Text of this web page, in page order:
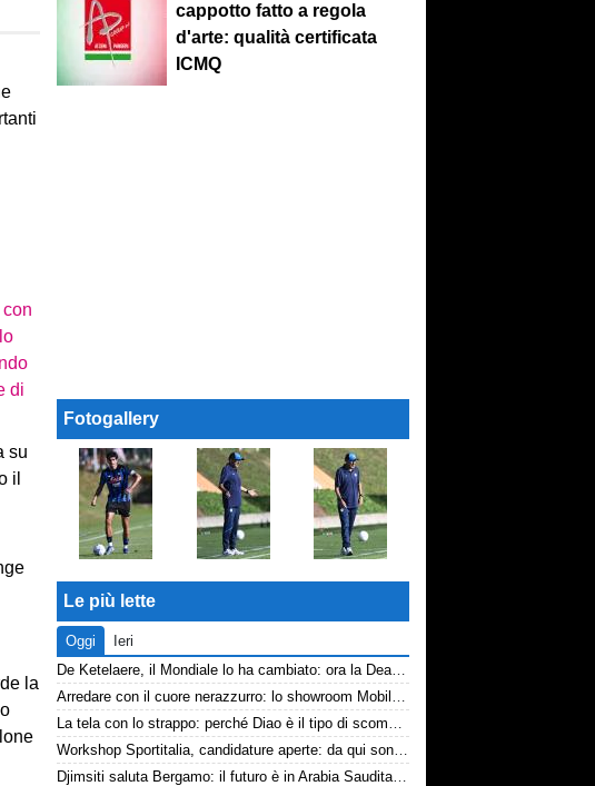
di
su
il
la
cappotto fatto a regola
d'arte: qualità certificata
ICMQ
Fotogallery
Le più lette
Oggi
Ieri
De Ketelaere, il Mondiale lo ha cambiato: ora la Dea riparte da lui
Arredare con il cuore nerazzurro: lo showroom Mobilmondo a Osio Sotto. Quando essere di fede atalantina conviene
La tela con lo strappo: perché Diao è il tipo di scommessa che Giuntoli ama
Workshop Sportitalia, candidature aperte: da qui sono passate firme di Serie A
Djimsiti saluta Bergamo: il futuro è in Arabia Saudita! Tre milioni e firma biennale